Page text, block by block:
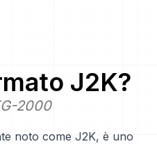
J2K?
2000
noto come J2K, è uno